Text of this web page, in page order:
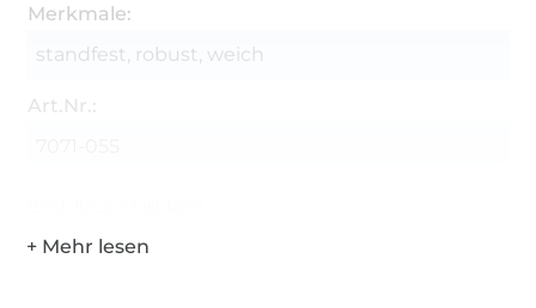
Merkmale:
standfest, robust, weich
Art.Nr.: